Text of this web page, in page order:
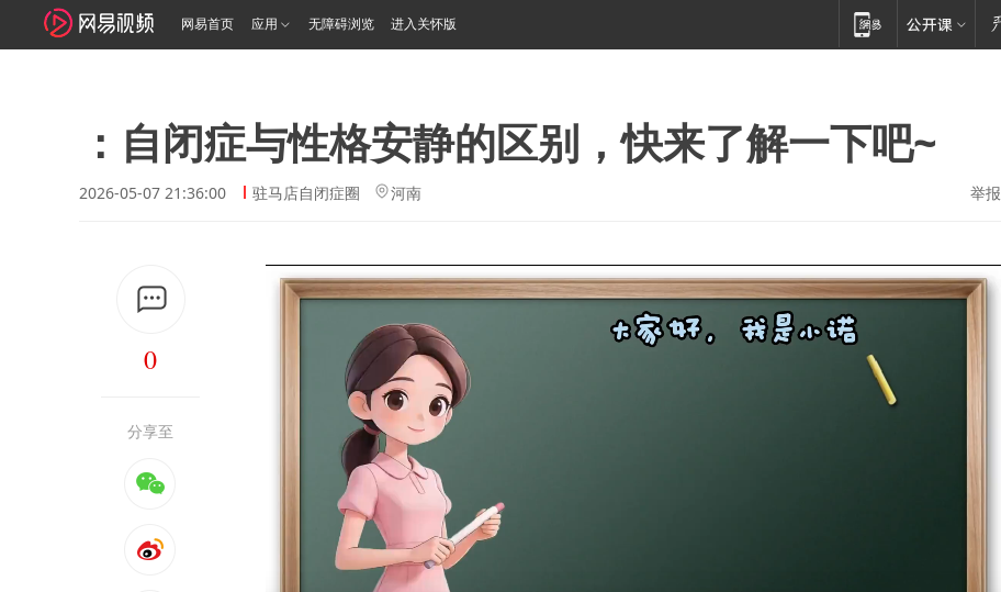
网易首页 应用 无障碍浏览 进入关怀版
：自闭症与性格安静的区别，快来了解一下吧~
2026-05-07 21:36:00 驻马店自闭症圈 河南 举报
0
分享至